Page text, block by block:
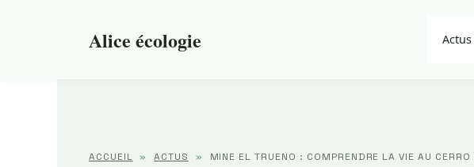
Alice écologie Actus
ACCUEIL » ACTUS » MINE EL TRUENO : COMPRENDRE LA VIE AU CERRO